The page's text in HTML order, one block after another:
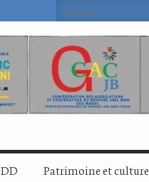
Patrimoine et culture